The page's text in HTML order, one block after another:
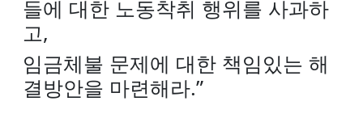
들에 대한 노동착취 행위를 사과하
고,
임금체불 문제에 대한 책임있는 해
결방안을 마련해라.”